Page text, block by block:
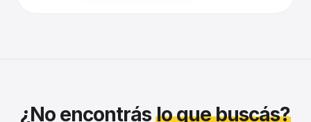
¿No encontráslo que buscás?